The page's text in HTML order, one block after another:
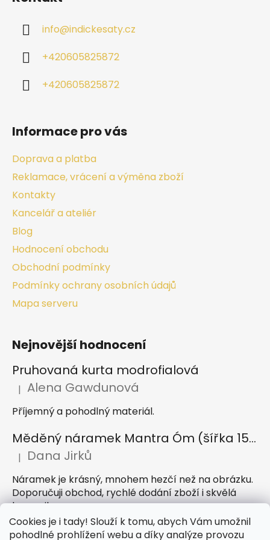
Cookies je i tady! Slouží k tomu, abych Vám umožnil
pohodlné prohlížení webu a díky analýze provozu
info@indickesaty.cz
+420605825872
+420605825872
Informace pro vás
Doprava a platba
Reklamace, vrácení a výměna zboží
Kontakty
Kancelář a ateliér
Blog
Hodnocení obchodu
Obchodní podmínky
Podmínky ochrany osobních údajů
Mapa serveru
Nejnovější hodnocení
Pruhovaná kurta modrofialová
Hodnocení produktu je 5 z 5 hvězdiček.
| Alena Gawdunová
Příjemný a pohodlný materiál.
Měděný náramek Mantra Óm (šířka 15 mm)
Hodnocení produktu je 5 z 5 hvězdiček.
| Dana Jirků
Náramek je krásný, mnohem hezčí než na obrázku.
Doporučuji obchod, rychlé dodání zboží i skvělá
komunikace